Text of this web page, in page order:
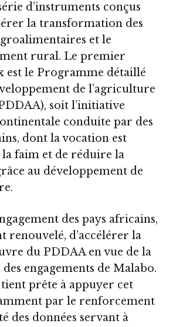
d’instruments conçus
la transformation des
et le
rural. Le premier
est le Programme détaillé
de l’agriculture
soit l’initiative
conduite par des
dont la vocation est
la faim et de réduire la
au développement de
des pays africains,
renouvelé, d’accélérer la
du PDDAA en vue de la
engagements de Malabo.
tient prête à appuyer cet
par le renforcement
des données servant à